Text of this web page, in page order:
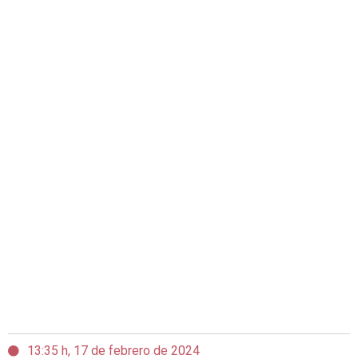
13:35 h, 17 de febrero de 2024